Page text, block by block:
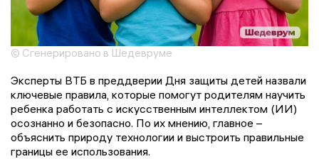
© Сгенерировано в Шедевруме
Эксперты ВТБ в преддверии Дня защиты детей назвали
ключевые правила, которые помогут родителям научить
ребенка работать с искусственным интеллектом (ИИ)
осознанно и безопасно. По их мнению, главное –
объяснить природу технологии и выстроить правильные
границы ее использования.